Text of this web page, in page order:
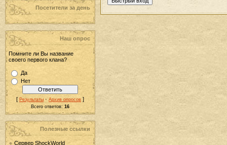
Посетители за день
Наш опрос
Помните ли Вы название
своего первого клана?
Да
Нет
[ Результаты · Архив опросов ]
Всего ответов: 16
Полезные ссылки
Сервер ShockWorld